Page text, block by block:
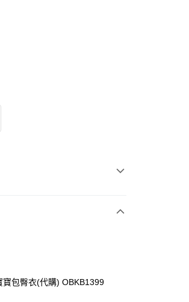
包臀衣(代購) OBKB1399